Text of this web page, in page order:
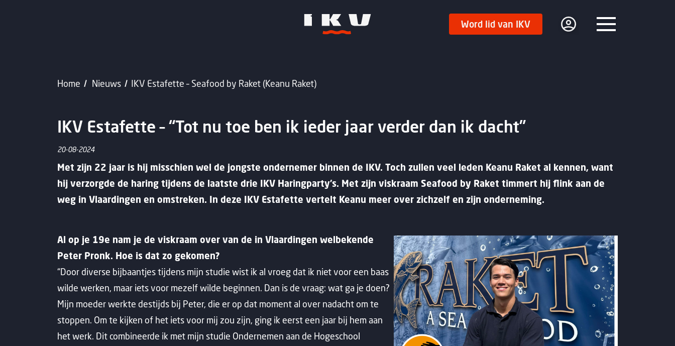
Word lid van IKV
Home Nieuws IKV Estafette – Seafood by Raket (Keanu Raket)
IKV Estafette – “Tot nu toe ben ik ieder jaar verder dan ik dacht”
20-08-2024
Met zijn 22 jaar is hij misschien wel de jongste ondernemer binnen de IKV. Toch zullen veel leden Keanu Raket al kennen, want
hij verzorgde de haring tijdens de laatste drie IKV Haringparty’s. Met zijn viskraam Seafood by Raket timmert hij flink aan de
weg in Vlaardingen en omstreken. In deze IKV Estafette vertelt Keanu meer over zichzelf en zijn onderneming.
Al op je 19e nam je de viskraam over van de in Vlaardingen welbekende
Peter Pronk. Hoe is dat zo gekomen?
“Door diverse bijbaantjes tijdens mijn studie wist ik al vroeg dat ik niet voor een baas
wilde werken, maar iets voor mezelf wilde beginnen. Dan is de vraag: wat ga je doen?
Mijn moeder werkte destijds bij Peter, die er op dat moment al over nadacht om te
stoppen. Om te kijken of het iets voor mij zou zijn, ging ik eerst een jaar bij hem aan
het werk. Dit combineerde ik met mijn studie Ondernemen aan de Hogeschool